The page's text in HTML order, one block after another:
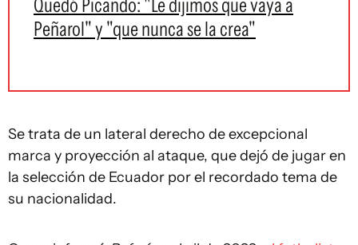
Quedó Picando: "Le dijimos que vaya a
Peñarol" y "que nunca se la crea"
Se trata de un lateral derecho de excepcional
marca y proyección al ataque, que dejó de jugar en
la selección de Ecuador por el recordado tema de
su nacionalidad.